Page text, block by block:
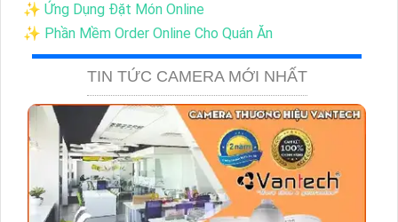
✨ Ứng Dụng Đặt Món Online
✨ Phần Mềm Order Online Cho Quán Ăn
TIN TỨC CAMERA MỚI NHẤT